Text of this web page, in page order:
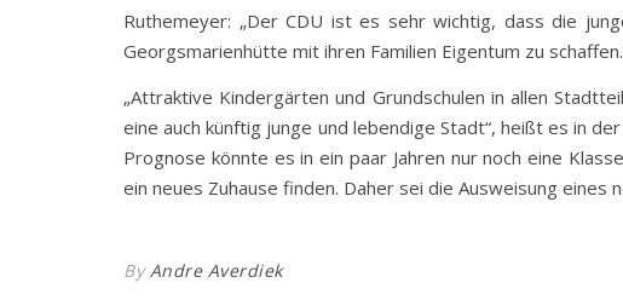
Ruthemeyer: „Der CDU ist es sehr wichtig, dass die
Georgsmarienhütte mit ihren Familien Eigentum zu
„Attraktive Kindergärten und Grundschulen in allen
eine auch künftig junge und lebendige Stadt“, heißt es in
Prognose könnte es in ein paar Jahren nur noch eine
ein neues Zuhause finden. Daher sei die Ausweisung eines
ByAndre Averdiek